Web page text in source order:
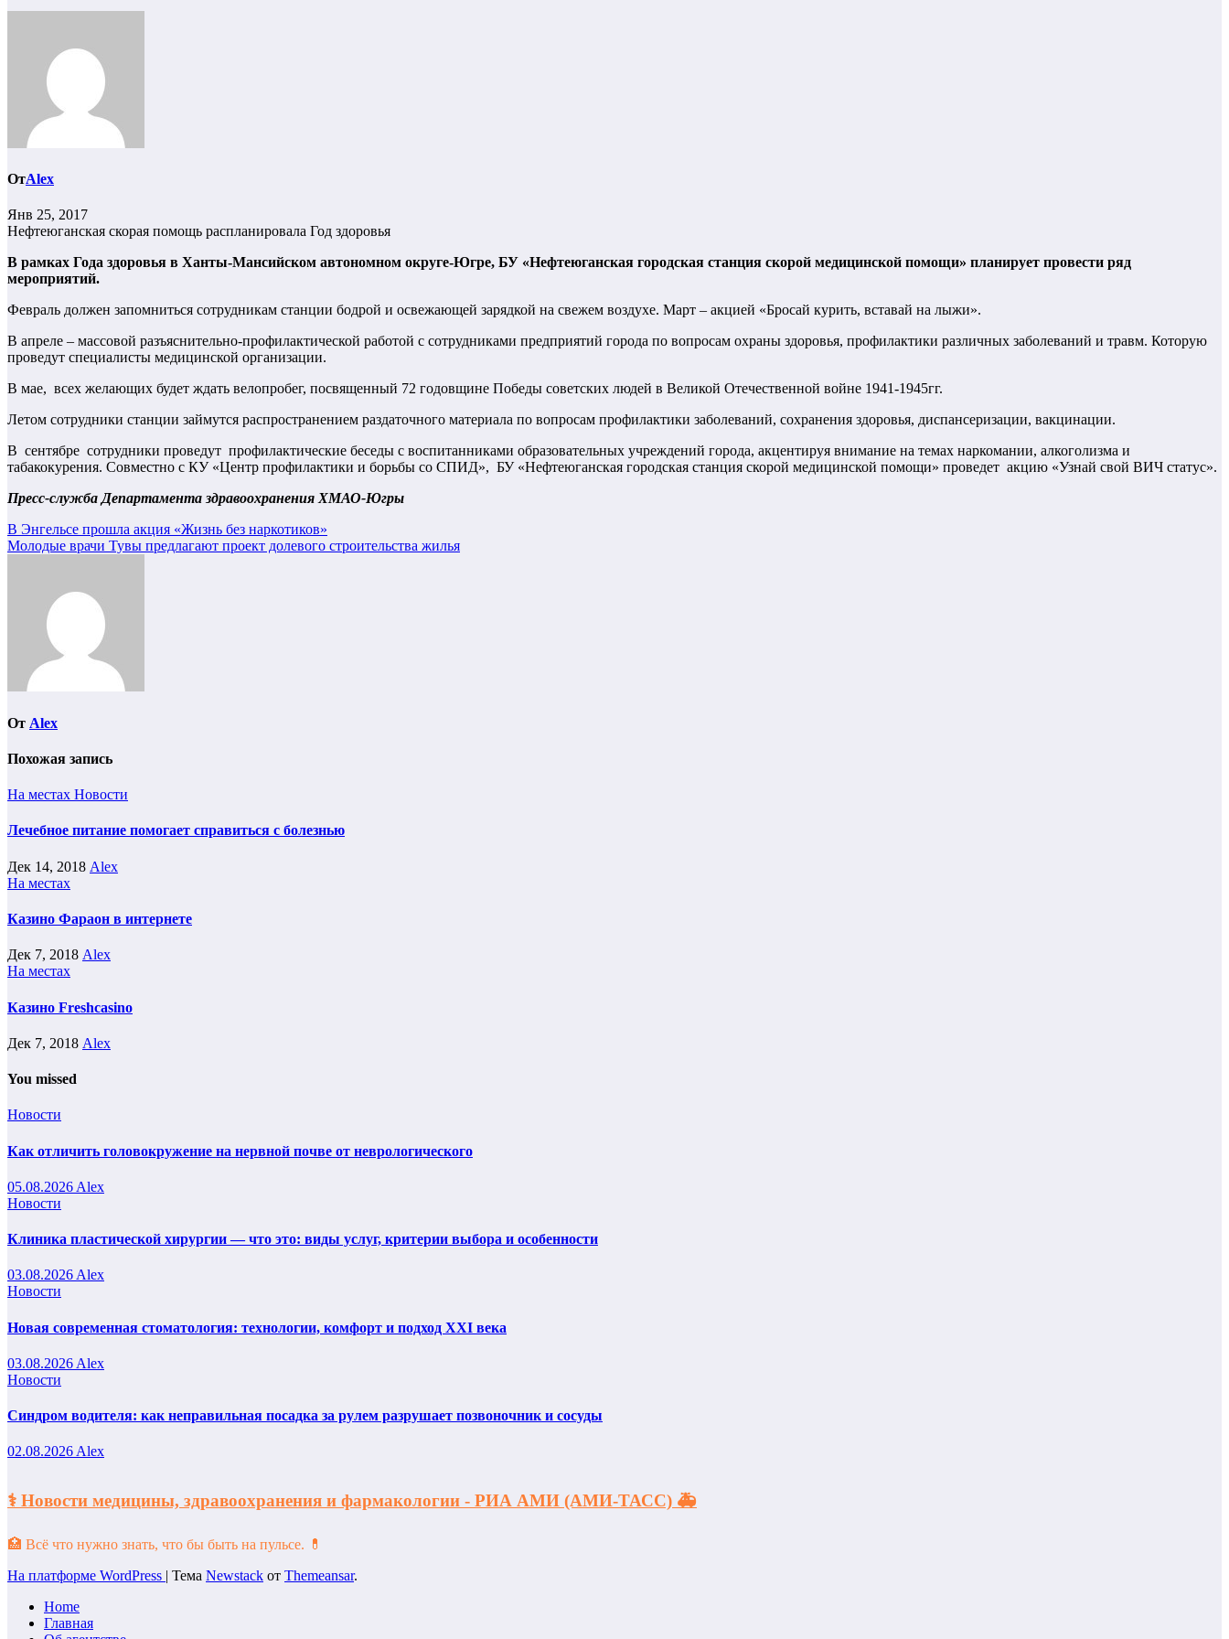
ОтAlex
Янв 25, 2017
Нефтеюганская скорая помощь распланировала Год здоровья
В рамках Года здоровья в Ханты-Мансийском автономном округе-Югре, БУ «Нефтеюганская городская станция скорой медицинской помощи» планирует провести ряд
мероприятий.
Февраль должен запомниться сотрудникам станции бодрой и освежающей зарядкой на свежем воздухе. Март – акцией «Бросай курить, вставай на лыжи».
В апреле – массовой разъяснительно-профилактической работой с сотрудниками предприятий города по вопросам охраны здоровья, профилактики различных заболеваний и травм. Которую
проведут специалисты медицинской организации.
В мае, всех желающих будет ждать велопробег, посвященный 72 годовщине Победы советских людей в Великой Отечественной войне 1941-1945гг.
Летом сотрудники станции займутся распространением раздаточного материала по вопросам профилактики заболеваний, сохранения здоровья, диспансеризации, вакцинации.
В сентябре сотрудники проведут профилактические беседы с воспитанниками образовательных учреждений города, акцентируя внимание на темах наркомании, алкоголизма и
табакокурения. Совместно с КУ «Центр профилактики и борьбы со СПИД», БУ «Нефтеюганская городская станция скорой медицинской помощи» проведет акцию «Узнай свой ВИЧ статус».
Пресс-служба Департамента здравоохранения ХМАО-Югры
Навигация
по
В Энгельсе прошла акция «Жизнь без наркотиков»
Молодые врачи Тувы предлагают проект долевого строительства жилья
От Alex
Похожая запись
На местах Новости
Лечебное питание помогает справиться с болезнью
Дек 14, 2018 Alex
На местах
Казино Фараон в интернете
Дек 7, 2018 Alex
На местах
Казино Freshcasino
Дек 7, 2018 Alex
You missed
Новости
Как отличить головокружение на нервной почве от неврологического
05.08.2026 Alex
Новости
Клиника пластической хирургии — что это: виды услуг, критерии выбора и особенности
03.08.2026 Alex
Новости
Новая современная стоматология: технологии, комфорт и подход XXI века
03.08.2026 Alex
Новости
Синдром водителя: как неправильная посадка за рулем разрушает позвоночник и сосуды
02.08.2026Alex
⚕️ Новости медицины, здравоохранения и фармакологии - РИА АМИ (АМИ-ТАСС) 🚑
🏥 Всё что нужно знать, что бы быть на пульсе. 💊
На платформе WordPress | Тема Newstack от Themeansar.
Home
Главная